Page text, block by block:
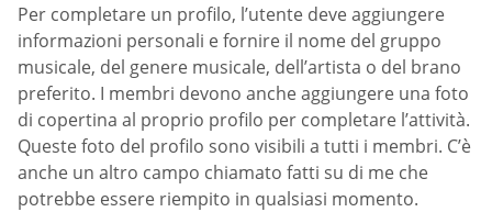
Per completare un profilo, l’utente deve aggiungere
informazioni personali e fornire il nome del gruppo
musicale, del genere musicale, dell’artista o del brano
preferito. I membri devono anche aggiungere una foto
di copertina al proprio profilo per completare l’attività.
Queste foto del profilo sono visibili a tutti i membri. C’è
anche un altro campo chiamato fatti su di me che
potrebbe essere riempito in qualsiasi momento.